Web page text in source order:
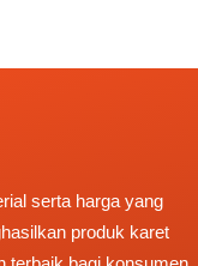
serta harga yang
produk karet